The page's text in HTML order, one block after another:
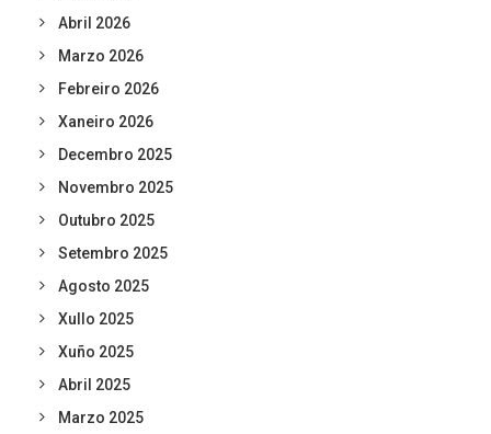
Abril 2026
Marzo 2026
Febreiro 2026
Xaneiro 2026
Decembro 2025
Novembro 2025
Outubro 2025
Setembro 2025
Agosto 2025
Xullo 2025
Xuño 2025
Abril 2025
Marzo 2025